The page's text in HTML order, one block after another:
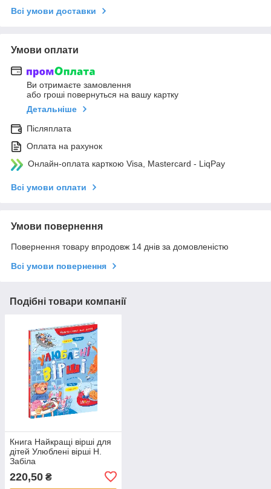
Всі умови доставки
Умови оплати
Ви отримаєте замовлення
або гроші повернуться на вашу картку
Детальніше
Післяплата
Оплата на рахунок
Онлайн-оплата карткою Visa, Mastercard - LiqPay
Всі умови оплати
Умови повернення
Повернення товару впродовж 14 днів за домовленістю
Всі умови повернення
Подібні товари компанії
Книга Найкращі вірші для
дітей Улюблені вірші Н.
Забіла
220,50 ₴